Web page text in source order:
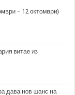
– 12 октомври)
витае из
дава нов шанс на